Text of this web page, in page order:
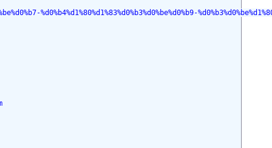
%d0%b4%d1%80%d1%83%d0%b3%d0%be%d0%b9-